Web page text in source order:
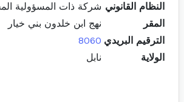
النظام القانوني شركة ذات المسؤولية
المقر
نهج ابن خلدون بني خيار
الترقيم البريدي 8060
الولاية
نابل